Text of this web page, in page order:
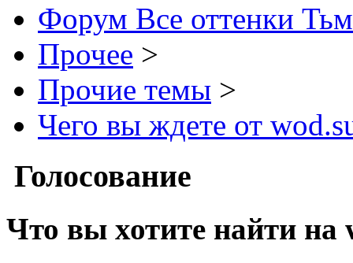
Форум Все оттенки
Прочее >
Прочие темы >
Чего вы ждете от
Голосование
Что вы хотите найти на